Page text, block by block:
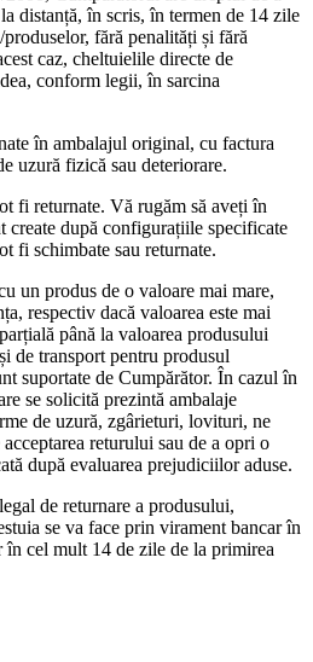
distanță, în scris, în termen de 14 zile
fără penalități și fără
caz, cheltuielile directe de
conform legii, în sarcina
în ambalajul original, cu factura
uzură fizică sau deteriorare.
fi returnate. Vă rugăm să aveți în
create după configurațiile specificate
fi schimbate sau returnate.
un produs de o valoare mai mare,
respectiv dacă valoarea este mai
până la valoarea produsului
de transport pentru produsul
suportate de Cumpărător. În cazul în
se solicită prezintă ambalaje
de uzură, zgârieturi, lovituri, ne
returului sau de a opri o
după evaluarea prejudiciilor aduse.
de returnare a produsului,
se va face prin virament bancar în
cel mult 14 de zile de la primirea